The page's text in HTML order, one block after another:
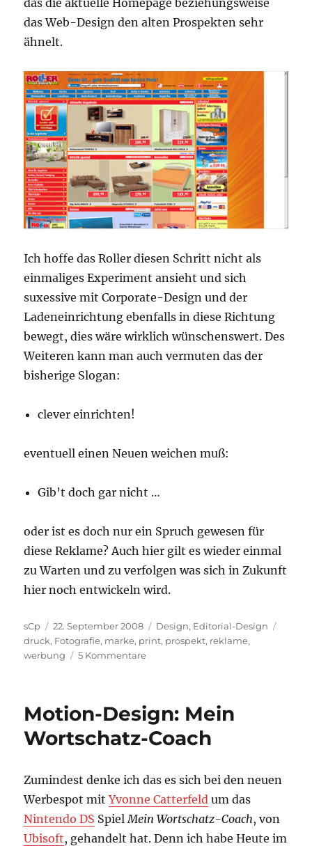
das die aktuelle Homepage beziehungsweise
das Web-Design den alten Prospekten sehr
ähnelt.
Ich hoffe das Roller diesen Schritt nicht als
einmaliges Experiment ansieht und sich
suxessive mit Corporate-Design und der
Ladeneinrichtung ebenfalls in diese Richtung
bewegt, dies wäre wirklich wünschenswert. Des
Weiteren kann man auch vermuten das der
bisherige Slogan:
clever einrichten!
eventuell einen Neuen weichen muß:
Gib’t doch gar nicht …
oder ist es doch nur ein Spruch gewesen für
diese Reklame? Auch hier gilt es wieder einmal
zu Warten und zu verfolgen was sich in Zukunft
hier noch entwickeln wird.
Autor
sCp
Veröffentlicht
am
22. September 2008 Kategorien
Design, Editorial-Design
druck, Fotografie, marke, print, prospekt, reklame,
werbung
5 Kommentarezu
Ästhetik?
Motion-Design: Mein
Wortschatz-Coach
Zumindest denke ich das es sich bei den neuen
Werbespot mitYvonne Catterfeld um das
Nintendo DS Spiel Mein Wortschatz-Coach, von
Ubisoft, gehandelt hat. Denn ich habe Heute im